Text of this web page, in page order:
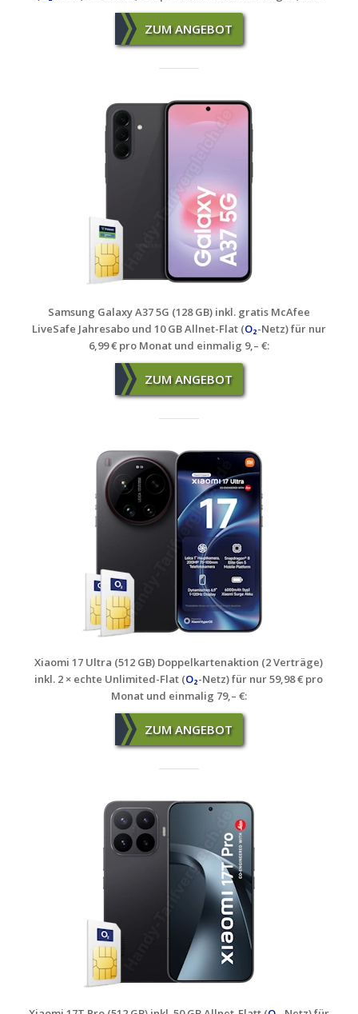
ZUM ANGEBOT
Samsung Galaxy A37 5G (128 GB) inkl. gratis McAfee
LiveSafe Jahresabo und 10 GB Allnet-Flat (O₂-Netz)für nur
6,99 € pro Monat und einmalig 9,– €:
ZUM ANGEBOT
Xiaomi 17 Ultra (512 GB) Doppelkartenaktion (2 Verträge)
inkl. 2 × echte Unlimited-Flat (O₂-Netz) für nur 59,98 € pro
Monat und einmalig 79,– €:
ZUM ANGEBOT